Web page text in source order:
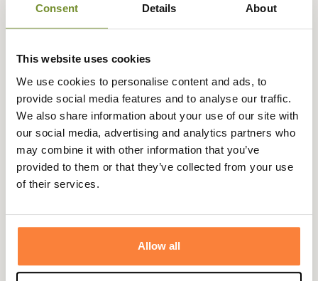
Consent Details About
This website uses cookies
We use cookies to personalise content and ads, to
provide social media features and to analyse our traffic.
We also share information about your use of our site with
our social media, advertising and analytics partners who
may combine it with other information that you’ve
provided to them or that they’ve collected from your use
of their services.
Allow all
la journée
retour sous
90 jours
sécurisé
3 fois dès 100
Description
Blaservous propose cette magnifique ceinture 221 en
cuir de vachette, élégante et très résistante, elle
deviendra un accessoire indispensable pour vos journées
vache d'excellente qualité avec une boucle en laiton et
parfaitement avec un jean comme avec vos pantalons de